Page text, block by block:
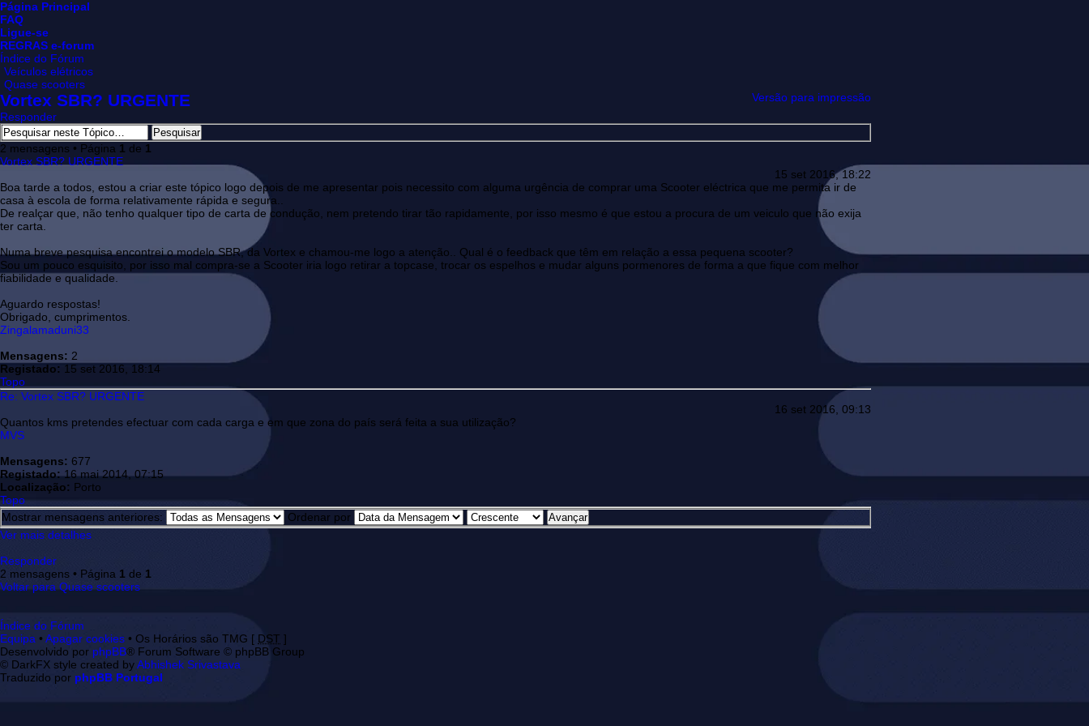
Página Principal
FAQ
Ligue-se
REGRAS e-forum
Índice do Fórum
Veículos elétricos
Quase scooters
Versão para impressão
Vortex SBR? URGENTE
Responder
2 mensagens • Página 1 de 1
Vortex SBR? URGENTE
15 set 2016, 18:22
Boa tarde a todos, estou a criar este tópico logo depois de me apresentar pois necessito com alguma urgência de comprar uma Scooter eléctrica que me permita ir de
casa à escola de forma relativamente rápida e segura..
De realçar que, não tenho qualquer tipo de carta de condução, nem pretendo tirar tão rapidamente, por isso mesmo é que estou a procura de um veiculo que não exija
ter carta.
Numa breve pesquisa encontrei o modelo SBR, da Vortex e chamou-me logo a atenção.. Qual é o feedback que têm em relação a essa pequena scooter?
Sou um pouco esquisito, por isso mal compra-se a Scooter iria logo retirar a topcase, trocar os espelhos e mudar alguns pormenores de forma a que fique com melhor
fiabilidade e qualidade.
Aguardo respostas!
Obrigado, cumprimentos.
Zingalamaduni33
Mensagens: 2
Registado: 15 set 2016, 18:14
Topo
Re: Vortex SBR? URGENTE
16 set 2016, 09:13
Quantos kms pretendes efectuar com cada carga e em que zona do país será feita a sua utilização?
MVS
Mensagens: 677
Registado:16 mai 2014, 07:15
Localização: Porto
Topo
Mostrar mensagens anteriores:
Ordenar por
Ver mais detalhes
Responder
2 mensagens • Página 1 de 1
Voltar para Quase scooters
Índice do Fórum
Equipa • Apagar cookies • Os Horários são TMG [ DST ]
Desenvolvido por phpBB® Forum Software © phpBB Group
© DarkFX style created byAbhishek Srivastava
Traduzido por phpBB Portugal